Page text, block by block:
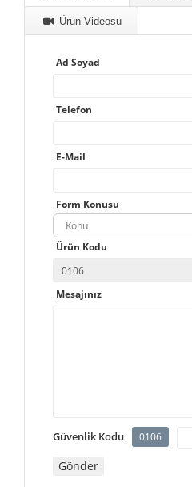
Ürün Videosu
Ad Soyad
Telefon
E-Mail
Form Konusu
Konu
Ürün Kodu
Mesajınız
Güvenlik Kodu 0106